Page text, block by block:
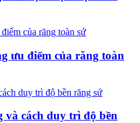
ưu điểm của răng toàn
và cách duy trì độ bền